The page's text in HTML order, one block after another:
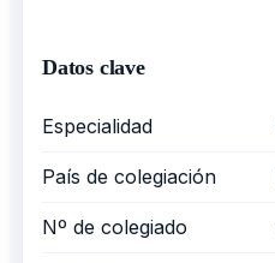
Datos clave
Especialidad
País de colegiación
Nº de colegiado